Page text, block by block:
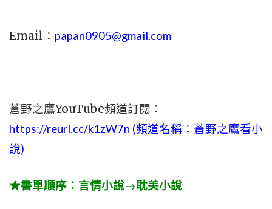
Email： papan0905@gmail.com
蒼野之鷹YouTube頻道訂閱：
https://reurl.cc/k1zW7n (頻道名稱：蒼野之鷹看小
說)
★書單順序：言情小說→耽美小說